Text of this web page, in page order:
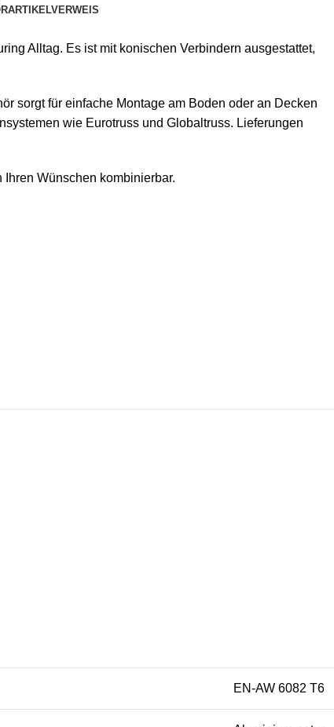
ARTIKELVERWEIS
Alltag. Es ist mit konischen Verbindern ausgestattet,
sorgt für einfache Montage am Boden oder an Decken
wie Eurotruss und Globaltruss. Lieferungen
Wünschen kombinierbar.
EN-AW 6082 T6